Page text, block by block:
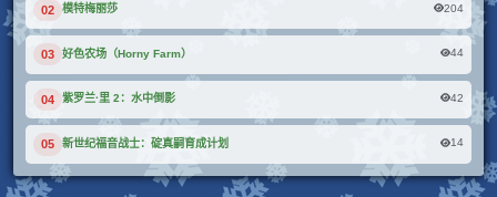
02 模特梅丽莎 204
03 好色农场（Horny Farm） 44
04 紫罗兰·里 2：水中倒影 42
05 新世纪福音战士：碇真嗣育成计划 14